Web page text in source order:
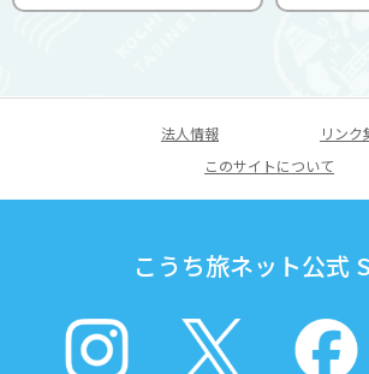
法人情報
リンク
このサイトについて
こうち旅ネット公式